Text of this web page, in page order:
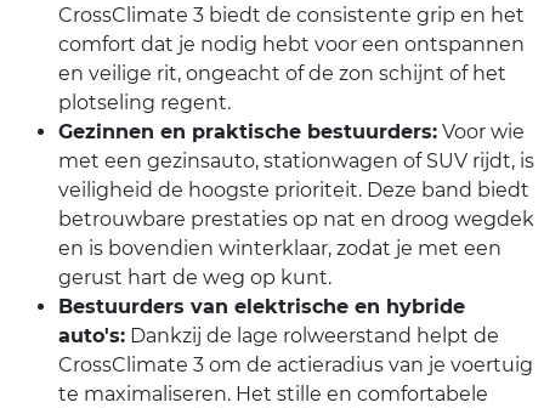
CrossClimate 3 biedt de consistente grip en het
comfort dat je nodig hebt voor een ontspannen
en veilige rit, ongeacht of de zon schijnt of het
plotseling regent.
Gezinnen en praktische bestuurders: Voor wie
met een gezinsauto, stationwagen of SUV rijdt, is
veiligheid de hoogste prioriteit. Deze band biedt
betrouwbare prestaties op nat en droog wegdek
en is bovendien winterklaar, zodat je met een
gerust hart de weg op kunt.
Bestuurders van elektrische en hybride
auto's: Dankzij de lage rolweerstand helpt de
CrossClimate 3 om de actieradius van je voertuig
te maximaliseren. Het stille en comfortabele